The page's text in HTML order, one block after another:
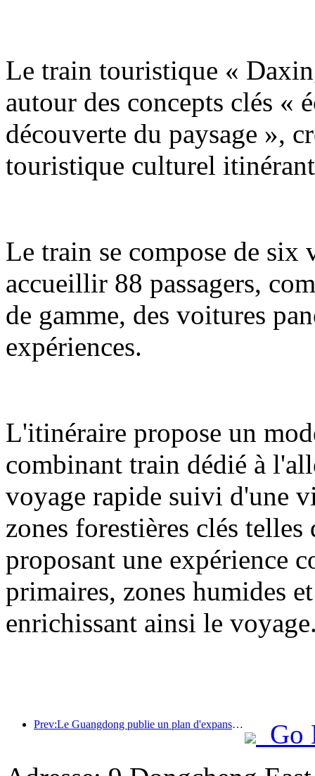
Le train touristique «
autour des concepts clés «
découverte du paysage »,
touristique culturel
Le train se compose de six
accueillir 88 passagers,
de gamme, des voitures
expériences.
L'itinéraire propose un
combinant train dédié à
voyage rapide suivi d'une
zones forestières clés
proposant une expérience
primaires, zones humides
enrichissant ainsi le
Prev:Le Guangdong publie un plan d'expansion des capacités du secteur des services pour faire de la région de la Grande Baie une destination touristique de classe mondiale.
Go